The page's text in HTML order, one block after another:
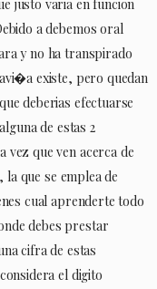
justo varia en funcion
a debemos oral
y no ha transpirado
existe, pero quedan
deberias efectuarse
de estas 2
que ven acerca de
que se emplea de
cual aprenderte todo
debes prestar
cifra de estas
el digito